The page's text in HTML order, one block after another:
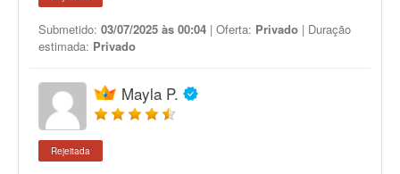
Submetido: 03/07/2025 às 00:04 | Oferta: Privado | Duração
estimada: Privado
Mayla P.
Rejeitada